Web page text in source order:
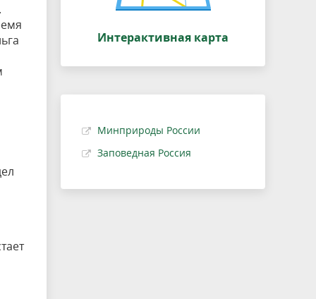
Интерактивная карта
Минприроды России
Заповедная Россия